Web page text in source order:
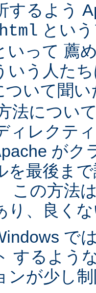
するよう
とい
いって 薦
いう人た
ついて聞
法につい
ィレクテ
がク
を最後ま
この方法
り、良く
で
するよう
ンが少し